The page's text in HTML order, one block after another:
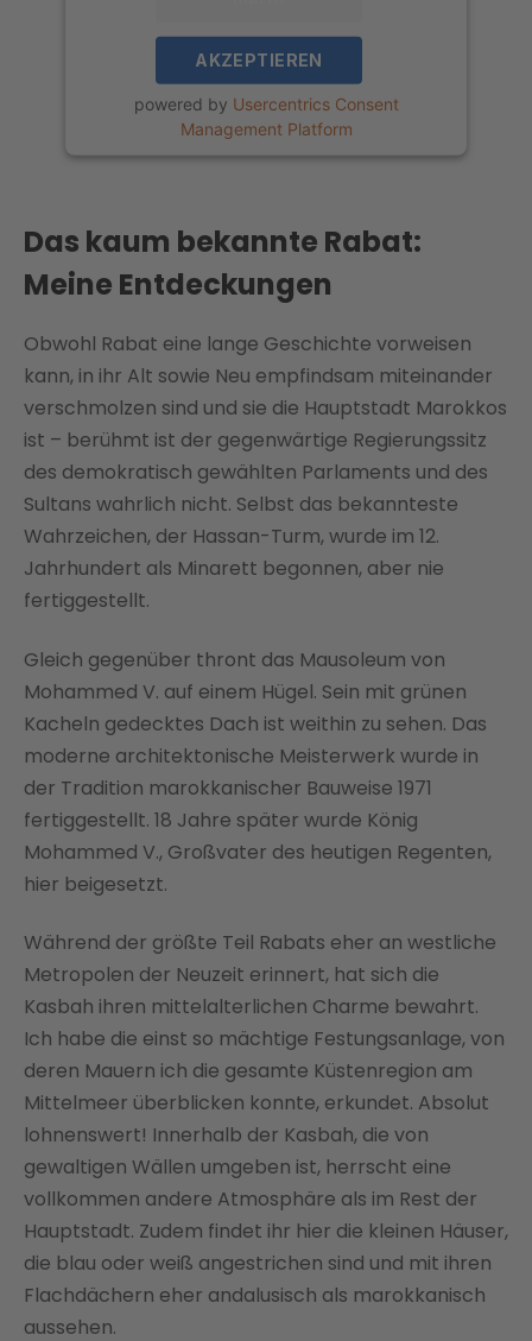
INFORMATIONEN
AKZEPTIEREN
powered by Usercentrics Consent
Management Platform
Das kaum bekannte Rabat:
Meine Entdeckungen
Obwohl Rabat eine lange Geschichte vorweisen
kann, in ihr Alt sowie Neu empfindsam miteinander
verschmolzen sind und sie die Hauptstadt Marokkos
ist – berühmt ist der gegenwärtige Regierungssitz
des demokratisch gewählten Parlaments und des
Sultans wahrlich nicht. Selbst das bekannteste
Wahrzeichen, der Hassan-Turm, wurde im 12.
Jahrhundert als Minarett begonnen, aber nie
fertiggestellt.
Gleich gegenüber thront das Mausoleum von
Mohammed V. auf einem Hügel. Sein mit grünen
Kacheln gedecktes Dach ist weithin zu sehen. Das
moderne architektonische Meisterwerk wurde in
der Tradition marokkanischer Bauweise 1971
fertiggestellt. 18 Jahre später wurde König
Mohammed V., Großvater des heutigen Regenten,
hier beigesetzt.
Während der größte Teil Rabats eher an westliche
Metropolen der Neuzeit erinnert, hat sich die
Kasbah ihren mittelalterlichen Charme bewahrt.
Ich habe die einst so mächtige Festungsanlage, von
deren Mauern ich die gesamte Küstenregion am
Mittelmeer überblicken konnte, erkundet. Absolut
lohnenswert! Innerhalb der Kasbah, die von
gewaltigen Wällen umgeben ist, herrscht eine
vollkommen andere Atmosphäre als im Rest der
Hauptstadt. Zudem findet ihr hier die kleinen Häuser,
die blau oder weiß angestrichen sind und mit ihren
Flachdächern eher andalusisch als marokkanisch
aussehen.